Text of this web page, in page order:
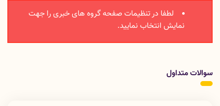
لطفا در تنظیمات صفحه گروه های خبری را جهت
نمایش انتخاب نمایید.
سوالات متداول